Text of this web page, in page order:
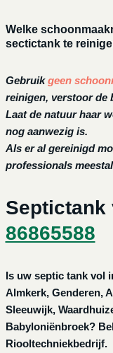
Welke
sectictank te
Gebruikgeen
reinigen, verstoor de
Laat de natuur haar
nog aanwezig is.
Als er al gereinigd
professionals
Septictank
86865588
Is uw septic tank vol
Almkerk, Genderen,
Sleeuwijk,
Babyloniënbroek?
Riooltechniekbedrijf.